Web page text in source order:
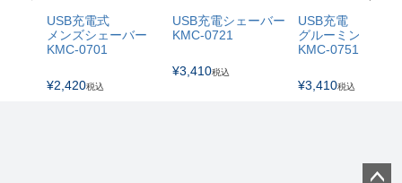
USB充電式
メンズシェーバー
KMC-0701
¥2,420税込
USB充電シェーバー
KMC-0721
¥3,410税込
USB充電
グルーミングキッ
KMC-0751
¥3,410税込